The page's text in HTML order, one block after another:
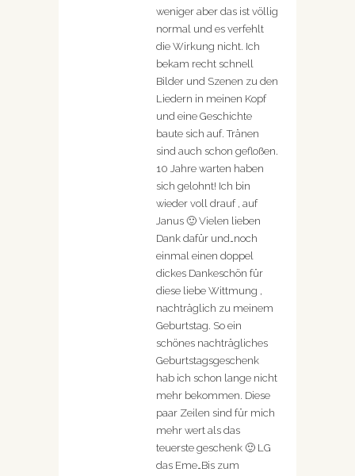
weniger aber das ist völlig
normal und es verfehlt
die Wirkung nicht. Ich
bekam recht schnell
Bilder und Szenen zu den
Liedern in meinen Kopf
und eine Geschichte
baute sich auf. Tränen
sind auch schon gefloßen.
10 Jahre warten haben
sich gelohnt! Ich bin
wieder voll drauf , auf
Janus 🙂 Vielen lieben
Dank dafür und…noch
einmal einen doppel
dickes Dankeschön für
diese liebe Wittmung ,
nachträglich zu meinem
Geburtstag. So ein
schönes nachträgliches
Geburtstagsgeschenk
hab ich schon lange nicht
mehr bekommen. Diese
paar Zeilen sind für mich
mehr wert als das
teuerste geschenk 🙂 LG
das Eme…Bis zum